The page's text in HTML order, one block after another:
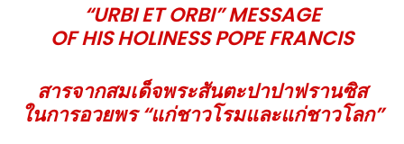
“URBI ET ORBI” MESSAGE
OF HIS HOLINESS POPE FRANCIS
สารจากสมเด็จพระสันตะปาปาฟรานซิส
ในการอวยพร“แก่ชาวโรมและแก่ชาวโลก”